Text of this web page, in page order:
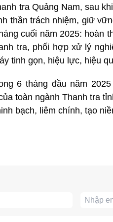
tra Quảng Nam, sau
thần trách nhiệm, giữ
cuối năm 2025: hoàn
tra, phối hợp xử lý
tinh gọn, hiệu lực, hiệu
6 tháng đầu năm
toàn ngành Thanh tra
bạch, liêm chính, tạo